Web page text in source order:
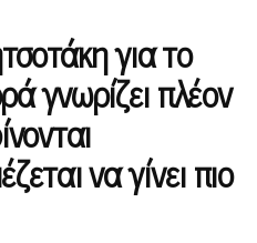
για το
γνωρίζει πλέον
να γίνει πιο